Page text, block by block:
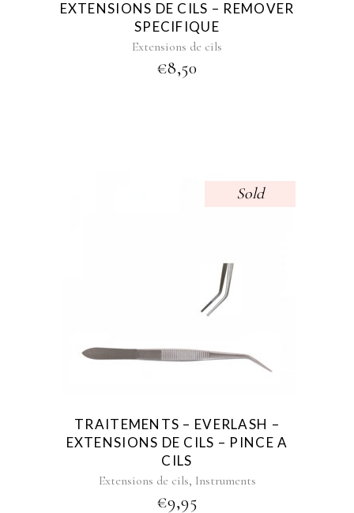
EXTENSIONS DE CILS – REMOVER
SPECIFIQUE
Extensions de cils
€8,50
Sold
TRAITEMENTS – EVERLASH –
EXTENSIONS DE CILS – PINCE A
CILS
Extensions de cils, Instruments
€9,95